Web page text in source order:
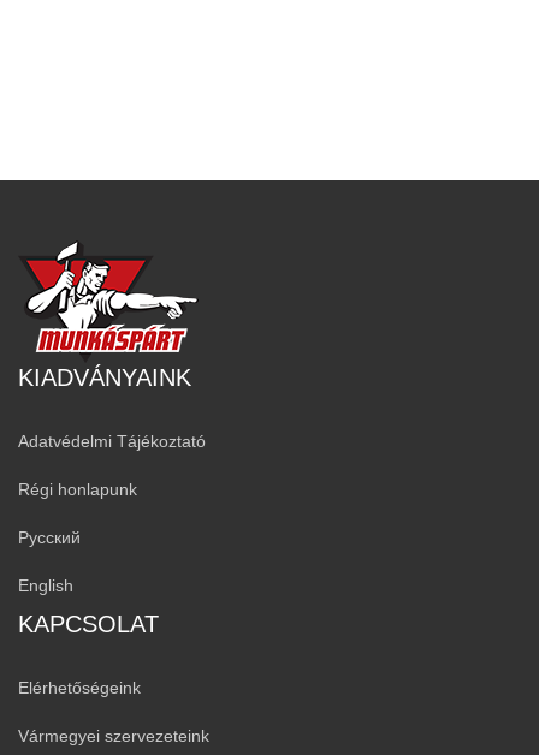
KIADVÁNYAINK
Adatvédelmi Tájékoztató
Régi honlapunk
Русский
English
KAPCSOLAT
Elérhetőségeink
Vármegyei szervezeteink